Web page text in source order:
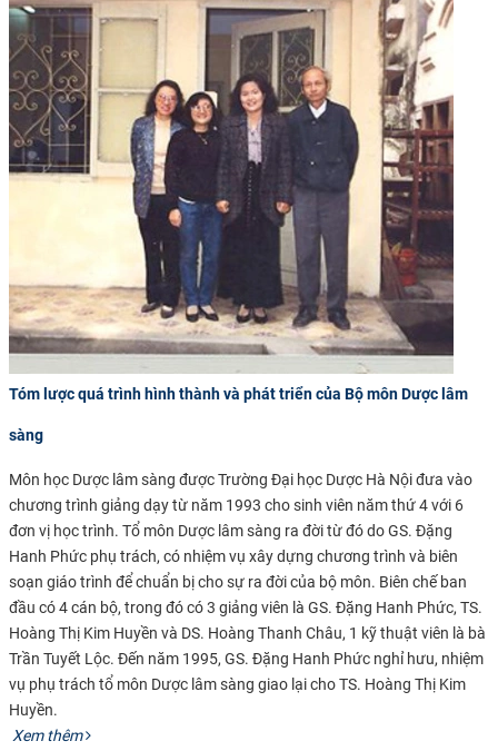
Tóm lược quá trình hình thành và phát triển của Bộ môn Dược lâm
sàng
​Môn học Dược lâm sàng được Trường Đại học Dược Hà Nội đưa vào
chương trình giảng dạy từ năm 1993 cho sinh viên năm thứ 4 với 6
đơn vị học trình. Tổ môn Dược lâm sàng ra đời từ đó do GS. Đặng
Hanh Phức phụ trách, có nhiệm vụ xây dựng chương trình và biên
soạn giáo trình để chuẩn bị cho sự ra đời của bộ môn. Biên chế ban
đầu có 4 cán bộ, trong đó có 3 giảng viên là GS. Đặng Hanh Phức, TS.
Hoàng Thị Kim Huyền và DS. Hoàng Thanh Châu, 1 kỹ thuật viên là bà
Trần Tuyết Lộc. Đến năm 1995, GS. Đặng Hanh Phức nghỉ hưu, nhiệm
vụ phụ trách tổ môn Dược lâm sàng giao lại cho TS. Hoàng Thị Kim
Huyền.​
Xem thêm